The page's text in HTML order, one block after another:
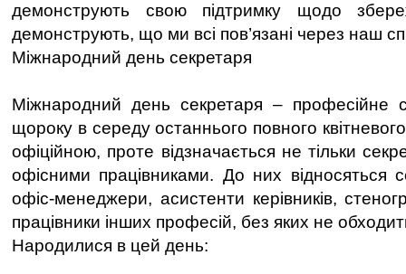
демонструють свою підтримку щодо
демонструють, що ми всі пов’язані через наш
Міжнародний день секретаря
Міжнародний день секретаря – професійне
щороку в середу останнього повного
офіційною, проте відзначається не тільки
офісними працівниками. До них відносяться
офіс-менеджери, асистенти керівників,
працівники інших професій, без яких не
Народилися в цей день: